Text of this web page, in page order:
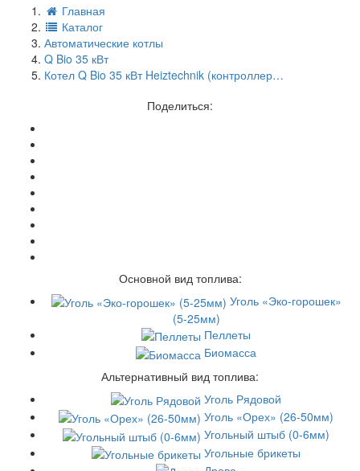
Главная
Каталог
Автоматические котлы
Q Bio 35 кВт
Котел Q Bio 35 кВт Heiztechnik (контроллер…
Поделиться:
Основной вид топлива:
Уголь «Эко-горошек»
(5-25мм)
Пеллеты
Биомасса
Альтернативный вид топлива:
Уголь Рядовой
Уголь «Орех» (26-50мм)
Угольный штыб (0-6мм)
Угольные брикеты